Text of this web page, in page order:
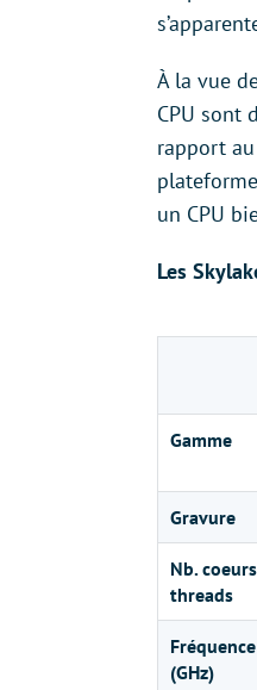
À la vue
CPU sont
rapport
un CPU
Les
Gamme
Gravure
Nb.
threads
Fréquence
(GHz)